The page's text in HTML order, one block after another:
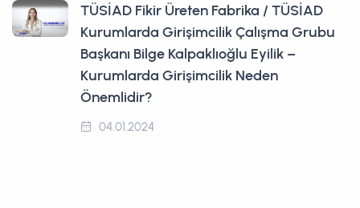
TÜSİAD Fikir Üreten Fabrika / TÜSİAD
Kurumlarda Girişimcilik Çalışma Grubu
Başkanı Bilge Kalpaklıoğlu Eyilik –
Kurumlarda Girişimcilik Neden
Önemlidir?
04.01.2024